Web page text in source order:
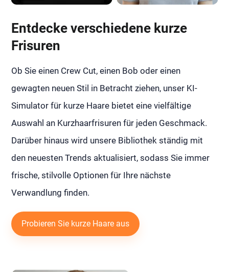
Entdecke verschiedene kurze
Frisuren
Ob Sie einen Crew Cut, einen Bob oder einen
gewagten neuen Stil in Betracht ziehen, unser KI-
Simulator für kurze Haare bietet eine vielfältige
Auswahl an Kurzhaarfrisuren für jeden Geschmack.
Darüber hinaus wird unsere Bibliothek ständig mit
den neuesten Trends aktualisiert, sodass Sie immer
frische, stilvolle Optionen für Ihre nächste
Verwandlung finden.
Probieren Sie kurze Haare aus